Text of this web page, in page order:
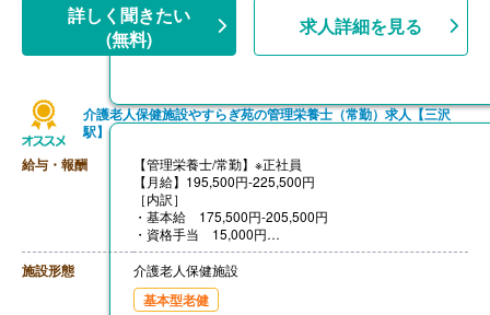
詳しく聞きたい
(無料)
求人詳細を見る
介護老人保健施設やすらぎ苑の管理栄養士（常勤）求人【三沢
駅】
給与・報酬
【管理栄養士/常勤】※正社員
【月給】195,500円-225,500円
［内訳］
・基本給 175,500円-205,500円
・資格手当 15,000円
・処遇改善支援手当 5,000円
［その他手当］
・日直手当 4,000円/回（日曜日・祝日勤務した場合に
支給）
施設形態 介護老人保健施設
基本型老健